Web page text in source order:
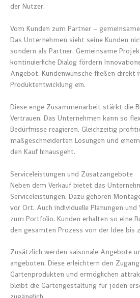
der Nutzer.
Vom Kunden zum Partner –
Das Unternehmen sieht seine Kunden
sondern als Partner. Gemeinsame
kontinuierliche Dialog fördern
Angebot. Kundenwünsche fließen direkt
Produktentwicklung ein.
Diese enge Zusammenarbeit stärkt die
Vertrauen. Das Unternehmen kann so
Bedürfnisse reagieren. Gleichzeitig
maßgeschneiderten Lösungen und
den Kauf hinausgeht.
Serviceleistungen und Zusatzangebote
Neben dem Verkauf bietet das
Serviceleistungen. Dazu gehören
vor Ort. Auch individuelle Planungen und
zum Portfolio. Kunden erhalten so eine
den gesamten Prozess von der Idee bis
Zusätzlich werden saisonale Angebote
angeboten. Diese erleichtern den
Gartenprodukten und ermöglichen
bleibt die Gartengestaltung für jeden